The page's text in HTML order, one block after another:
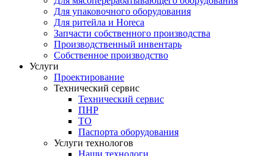
Для упаковочного оборудования
Для ритейла и Horeca
Запчасти собственного производства
Производственный инвентарь
Собственное производство
Услуги
Проектирование
Технический сервис
Технический сервис
ПНР
ТО
Паспорта оборудования
Услуги технологов
Наши технологи